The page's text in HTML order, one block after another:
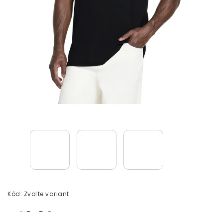
Kód: Zvoľte variant